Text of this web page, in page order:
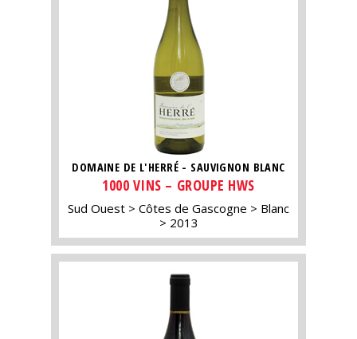
DOMAINE DE L'HERRÉ - SAUVIGNON BLANC
1000 VINS – GROUPE HWS
Sud Ouest Côtes de Gascogne
Blanc
2013